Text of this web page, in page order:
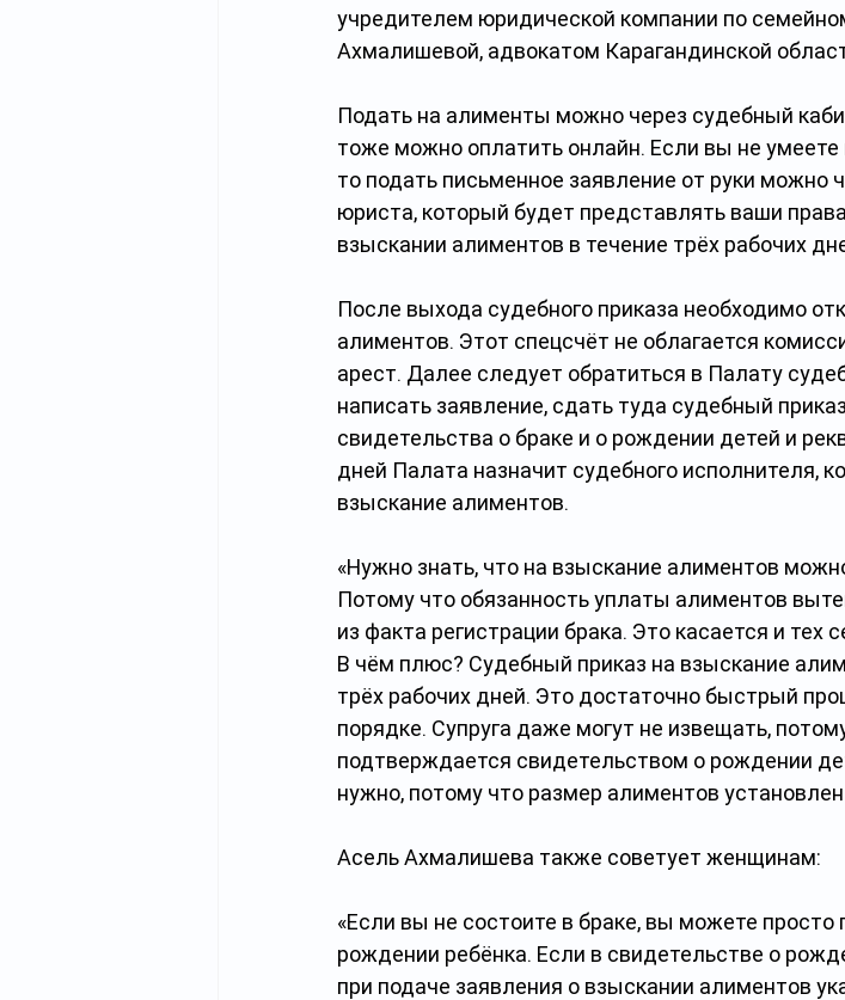
учредителем юридической компании по
Ахмалишевой, адвокатом Карагандинской
Подать на алименты можно через судебный
тоже можно оплатить онлайн. Если вы не
то подать письменное заявление от руки можно
юриста, который будет представлять ваши
взыскании алиментов в течение трёх рабочих
После выхода судебного приказа необходимо
алиментов. Этот спецсчёт не облагается
арест. Далее следует обратиться в Палату
написать заявление, сдать туда судебный
свидетельства о браке и о рождении детей и
дней Палата назначит судебного исполнителя,
взыскание алиментов.
«Нужно знать, что на взыскание алиментов
Потому что обязанность уплаты алиментов
из факта регистрации брака. Это касается и тех
В чём плюс? Судебный приказ на взыскание
трёх рабочих дней. Это достаточно быстрый
порядке. Супруга даже могут не извещать,
подтверждается свидетельством о рождении
нужно, потому что размер алиментов установлен
Асель Ахмалишева также советует женщинам:
«Если вы не состоите в браке, вы можете
рождении ребёнка. Если в свидетельстве о
при подаче заявления о взыскании алиментов